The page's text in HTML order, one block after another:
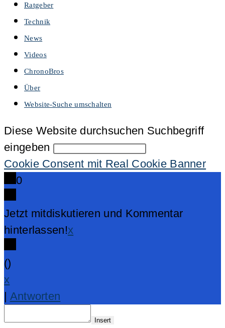
Ratgeber
Technik
News
Videos
ChronoBros
Über
Website-Suche umschalten
Diese Website durchsuchen Suchbegriff
eingeben
Cookie Consent mit Real Cookie Banner
0
Jetzt mitdiskutieren und Kommentar
hinterlassen!x
()
x
| Antworten
Insert